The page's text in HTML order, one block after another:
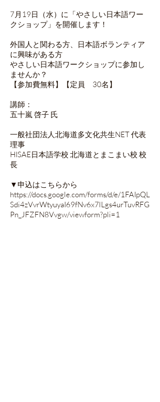
7月19日（水）に「やさしい日本語ワー
クショップ」を開催します！
外国人と関わる方、日本語ボランティア
に興味がある方
やさしい日本語ワークショップに参加し
ませんか？
【参加費無料】【定員 30名】
講師：
五十嵐 啓子 氏
一般社団法人北海道多文化共生NET 代表
理事
HISAE日本語学校 北海道とまこまい校 校
長
▼申込はこちらから
https://docs.google.com/forms/d/e/1FAIpQL
Sdi4zVvrWtyuyaI69fNv6x7lLgs4urTuvRFG
Pn_JFZFN8Vvgw/viewform?pli=1